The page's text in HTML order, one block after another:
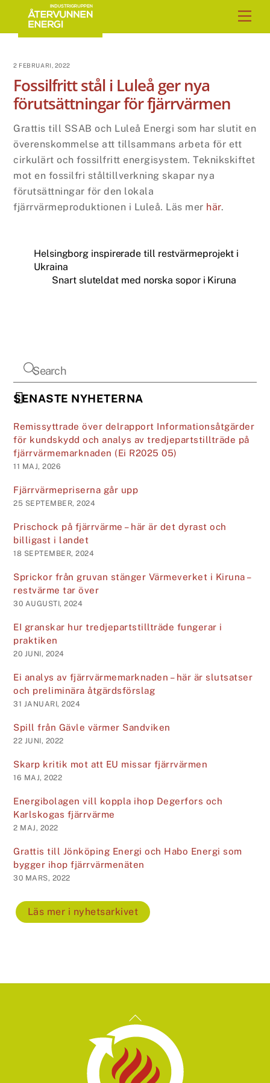
content
2 FEBRUARI, 2022
Fossilfritt stål i Luleå ger nya
förutsättningar för fjärrvärmen
Grattis till SSAB och Luleå Energi som har slutit en
överenskommelse att tillsammans arbeta för ett
cirkulärt och fossilfritt energisystem. Teknikskiftet
mot en fossilfri ståltillverkning skapar nya
förutsättningar för den lokala
fjärrvärmeproduktionen i Luleå. Läs mer här.
Helsingborg inspirerade till restvärmeprojekt i
Ukraina
Snart sluteldat med norska sopor i Kiruna
SENASTE NYHETERNA
Remissyttrade över delrapport Informationsåtgärder
för kundskydd och analys av tredjepartstillträde på
fjärrvärmemarknaden (Ei R2025 05)
11 MAJ, 2026
Fjärrvärmepriserna går upp
25 SEPTEMBER, 2024
Prischock på fjärrvärme – här är det dyrast och
billigast i landet
18 SEPTEMBER, 2024
Sprickor från gruvan stänger Värmeverket i Kiruna –
restvärme tar över
30 AUGUSTI, 2024
EI granskar hur tredje­parts­tillträde fungerar i
praktiken
20 JUNI, 2024
Ei analys av fjärrvärmemarknaden – här är slutsatser
och preliminära åtgärdsförslag
31 JANUARI, 2024
Spill från Gävle värmer Sandviken
22 JUNI, 2022
Skarp kritik mot att EU missar fjärrvärmen
16 MAJ, 2022
Energibolagen vill koppla ihop Degerfors och
Karlskogas fjärrvärme
2 MAJ, 2022
Grattis till Jönköping Energi och Habo Energi som
bygger ihop fjärrvärmenäten
30 MARS, 2022
Läs mer i nyhetsarkivet
Back
Top